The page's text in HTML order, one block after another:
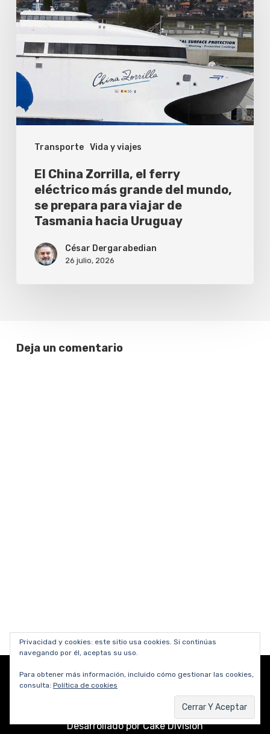
Transporte Vida y viajes
Zorrilla,
ferry
eléctrico
más
grande
del
mundo,
prepara
para
viajar
Tasmania
El China Zorrilla, el ferry
eléctrico más grande del mundo,
se prepara para viajar de
Tasmania hacia Uruguay
César Dergarabedian
26 julio, 2026
Deja un comentario
Copyright © 2012-2026 César Dergarabedian.
Desarrollado porCake Division
Privacidad y cookies: este sitio usa cookies. Si continúas
navegando por él, aceptas su uso.
Para obtener más información, incluido cómo gestionar las cookies,
consulta: Política de cookies